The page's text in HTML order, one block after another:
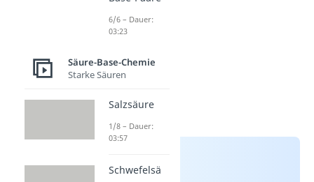
6/6 – Dauer:
03:23
Säure-Base-Chemie
Starke Säuren
Salzsäure
1/8 – Dauer:
03:57
Schwefelsä